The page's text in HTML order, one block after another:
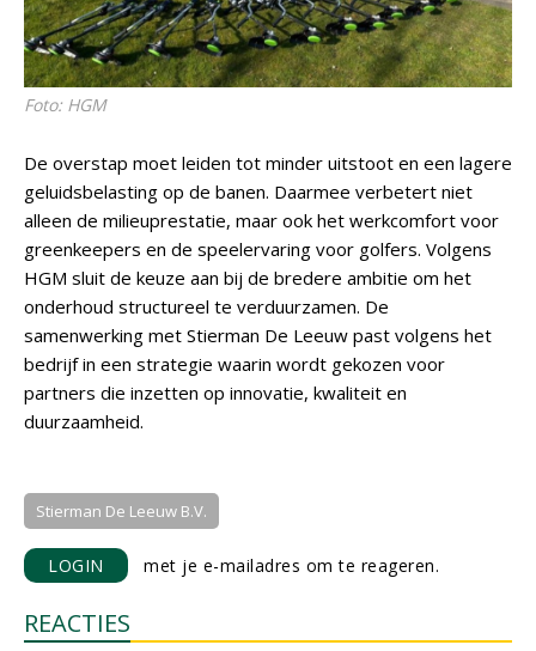
Foto: HGM
De overstap moet leiden tot minder uitstoot en een lagere
geluidsbelasting op de banen. Daarmee verbetert niet
alleen de milieuprestatie, maar ook het werkcomfort voor
greenkeepers en de speelervaring voor golfers. Volgens
HGM sluit de keuze aan bij de bredere ambitie om het
onderhoud structureel te verduurzamen. De
samenwerking met Stierman De Leeuw past volgens het
bedrijf in een strategie waarin wordt gekozen voor
partners die inzetten op innovatie, kwaliteit en
duurzaamheid.
Stierman De Leeuw B.V.
LOGIN met je e-mailadres om te reageren.
REACTIES